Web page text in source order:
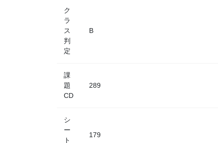
ク
ラ
ス
判
定
B
課
題
CD
289
シ
ー
ト
179